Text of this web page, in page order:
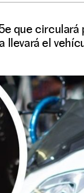
que
llevará el